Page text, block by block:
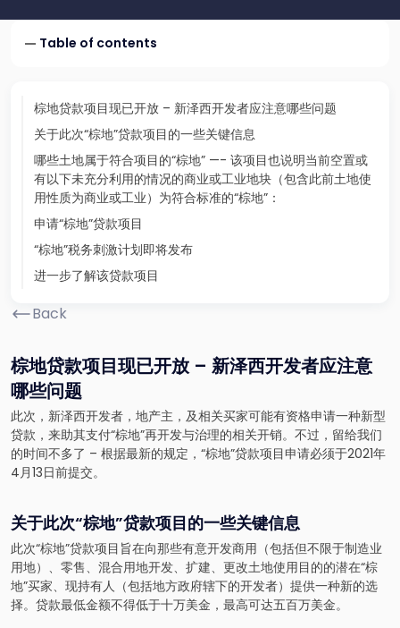
Table of contents
棕地贷款项目现已开放 – 新泽西开发者应注意哪些问题
关于此次“棕地”贷款项目的一些关键信息
哪些土地属于符合项目的“棕地” —- 该项目也说明当前空置或
有以下未充分利用的情况的商业或工业地块（包含此前土地使
用性质为商业或工业）为符合标准的“棕地”：
申请“棕地”贷款项目
“棕地”税务刺激计划即将发布
进一步了解该贷款项目
Back
棕地贷款项目现已开放 – 新泽西开发者应注意
哪些问题
此次，新泽西开发者，地产主，及相关买家可能有资格申请一种新型
贷款，来助其支付“棕地”再开发与治理的相关开销。不过，留给我们
的时间不多了 – 根据最新的规定，“棕地”贷款项目申请必须于2021年
4月13日前提交。
关于此次“棕地”贷款项目的一些关键信息
此次“棕地”贷款项目旨在向那些有意开发商用（包括但不限于制造业
用地）、零售、混合用地开发、扩建、更改土地使用目的的潜在“棕
地”买家、现持有人（包括地方政府辖下的开发者）提供一种新的选
择。贷款最低金额不得低于十万美金，最高可达五百万美金。